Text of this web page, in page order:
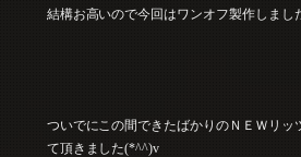
結構お高いので今回はワンオフ製作しまし
ついでにこの間できたばかりのＮＥＷリッ
て頂きました(*^^)v